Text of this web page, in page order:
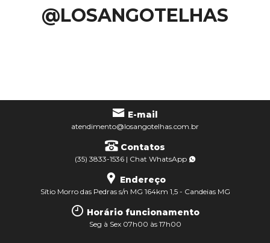
@LOSANGOTELHAS
E-mail
atendimento@losangotelhas.com.br
Contatos
(35) 3833-1536 | Chat WhatsApp
Endereço
Sítio Morro das Pedras s/n MG 164km 1,5 - Candeias MG
Horário funcionamento
Seg à Sex 07h00 às 17h00